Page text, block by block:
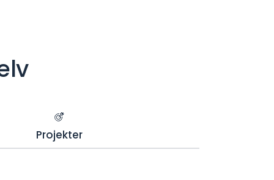
Projekter